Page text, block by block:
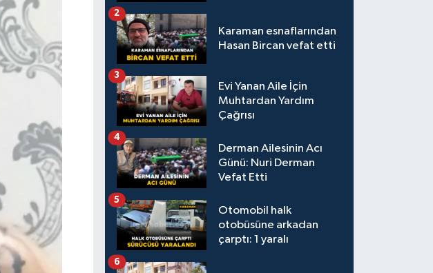
Karaman esnaflarından
Hasan Bircan vefat etti
2
Evi Yanan Aile İçin
Muhtardan Yardım
Çağrısı
3
Derman Ailesinin Acı
Günü: Nuri Derman
Vefat Etti
4
Otomobil halk
otobüsüne arkadan
çarptı: 1 yaralı
5
6